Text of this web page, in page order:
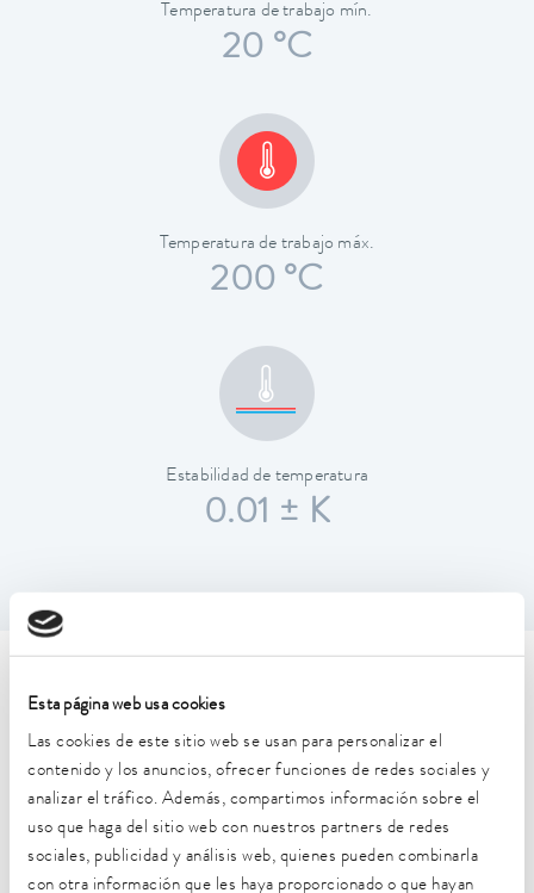
Esta página web usa cookies
Las cookies de este sitio web se usan para personalizar el
contenido y los anuncios, ofrecer funciones de redes sociales y
analizar el tráfico. Además, compartimos información sobre el
uso que haga del sitio web con nuestros partners de redes
sociales, publicidad y análisis web, quienes pueden combinarla
con otra información que les haya proporcionado o que hayan
Temperatura de trabajo mín.
20 °C
Temperatura de trabajo máx.
200 °C
Estabilidad de temperatura
0.01 ± K
Características técnicas (según
DIN 12876)
Rango de temperatura de trabajo
20 ... 200 °C
Temperatura ambiente